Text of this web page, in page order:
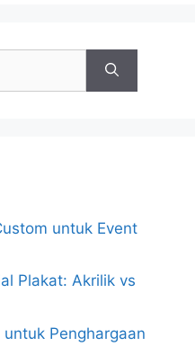
untuk Event
Plakat: Akrilik vs
Penghargaan